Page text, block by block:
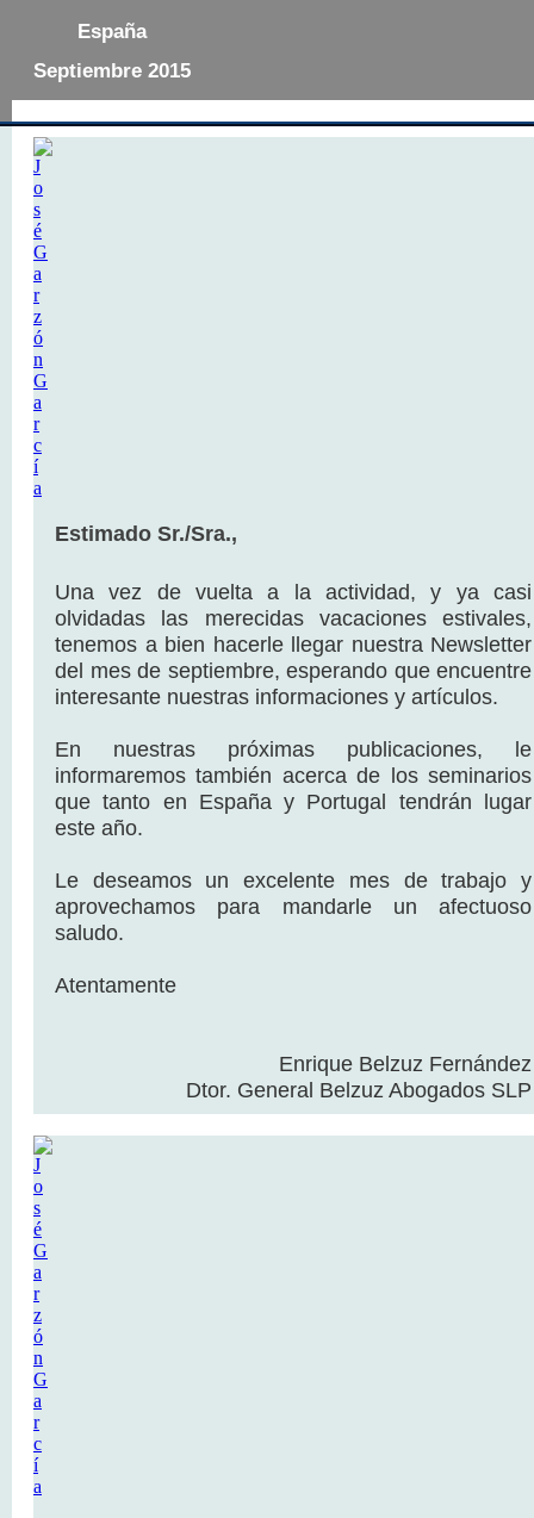
España
Septiembre 2015
Estimado Sr./Sra.,
Una vez de vuelta a la actividad, y ya casi
olvidadas las merecidas vacaciones estivales,
tenemos a bien hacerle llegar nuestra Newsletter
del mes de septiembre, esperando que encuentre
interesante nuestras informaciones y artículos.
En nuestras próximas publicaciones, le
informaremos también acerca de los seminarios
que tanto en España y Portugal tendrán lugar
este año.
Le deseamos un excelente mes de trabajo y
aprovechamos para mandarle un afectuoso
saludo.
Atentamente
Enrique Belzuz Fernández
Dtor. General Belzuz Abogados SLP